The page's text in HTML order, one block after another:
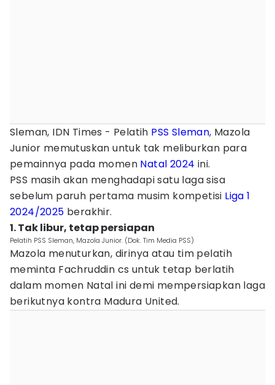
Sleman, IDN Times - Pelatih PSS Sleman, Mazola
Junior memutuskan untuk tak meliburkan para
pemainnya pada momen Natal 2024 ini.
PSS masih akan menghadapi satu laga sisa
sebelum paruh pertama musim kompetisi Liga 1
2024/2025 berakhir.
1. Tak libur, tetap persiapan
Pelatih PSS Sleman, Mazola Junior. (Dok. Tim Media PSS)
Mazola menuturkan, dirinya atau tim pelatih
meminta Fachruddin cs untuk tetap berlatih
dalam momen Natal ini demi mempersiapkan laga
berikutnya kontra Madura United.